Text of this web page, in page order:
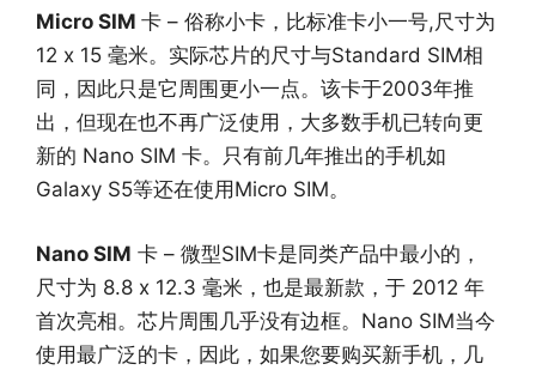
Micro SIM 卡 – 俗称小卡，比标准卡小一号,尺寸为
12 x 15 毫米。实际芯片的尺寸与Standard SIM相
同，因此只是它周围更小一点。该卡于2003年推
出，但现在也不再广泛使用，大多数手机已转向更
新的 Nano SIM 卡。只有前几年推出的手机如
Galaxy S5等还在使用Micro SIM。
Nano SIM 卡 – 微型SIM卡是同类产品中最小的，
尺寸为 8.8 x 12.3 毫米，也是最新款，于 2012 年
首次亮相。芯片周围几乎没有边框。Nano SIM当今
使用最广泛的卡，因此，如果您要购买新手机，几